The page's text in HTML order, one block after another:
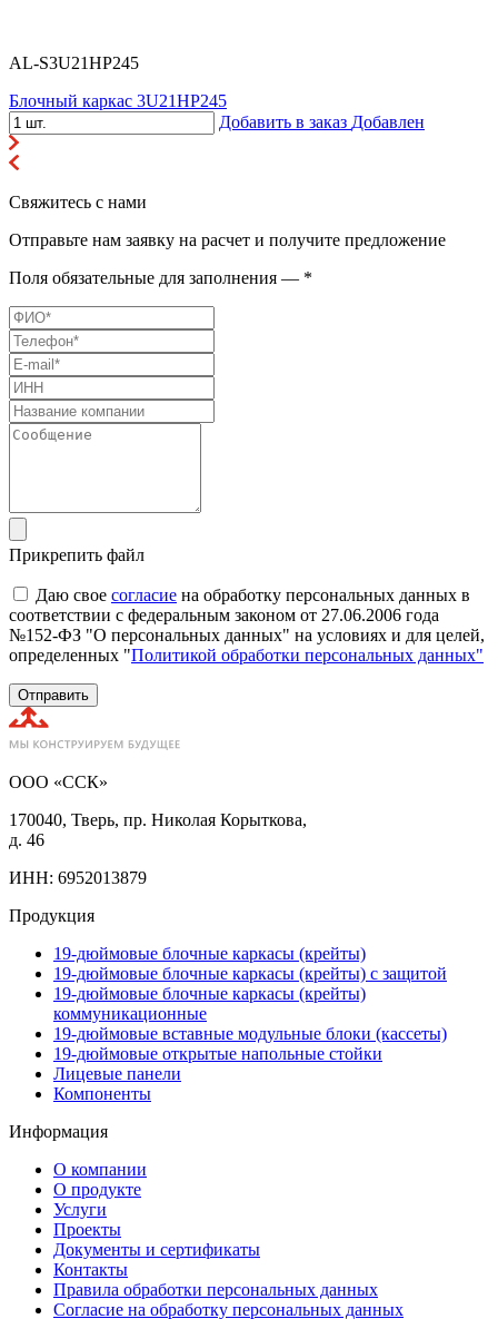
AL-S3U21HP245
Блочный каркас 3U21HP245
Добавить в заказ Добавлен
Свяжитесь с нами
Отправьте нам заявку на расчет и получите предложение
Поля обязательные для заполнения — *
Прикрепить файл
Даю свое согласие на обработку персональных данных в
соответствии с федеральным законом от 27.06.2006 года
№152-ФЗ "О персональных данных" на условиях и для целей,
определенных "Политикой обработки персональных данных"
Отправить
ООО «ССК»
170040, Тверь, пр. Николая Корыткова,
д. 46
ИНН: 6952013879
Продукция
19-дюймовые блочные каркасы (крейты)
19-дюймовые блочные каркасы (крейты) с защитой
19-дюймовые блочные каркасы (крейты)
коммуникационные
19-дюймовые вставные модульные блоки (кассеты)
19-дюймовые открытые напольные стойки
Лицевые панели
Компоненты
Информация
О компании
О продукте
Услуги
Проекты
Документы и сертификаты
Контакты
Правила обработки персональных данных
Согласие на обработку персональных данных